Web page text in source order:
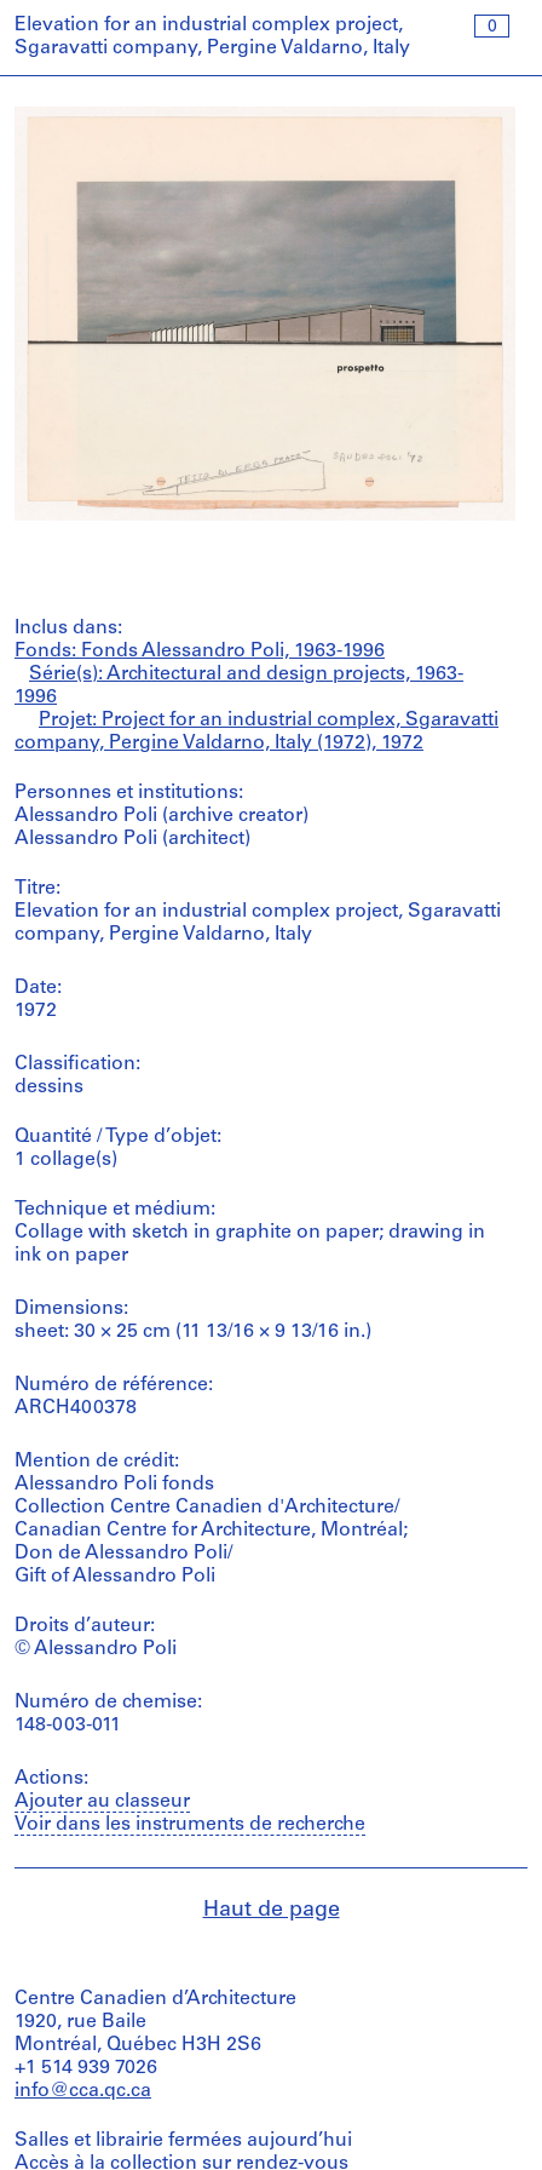
0
Elevation for an industrial complex project,
Sgaravatti company, Pergine Valdarno, Italy
Inclus dans:
Fonds: Fonds Alessandro Poli, 1963-1996
Série(s): Architectural and design projects, 1963-
1996
Projet: Project for an industrial complex, Sgaravatti
company, Pergine Valdarno, Italy (1972), 1972
Personnes et institutions:
Alessandro Poli (archive creator)
Alessandro Poli (architect)
Titre:
Elevation for an industrial complex project, Sgaravatti
company, Pergine Valdarno, Italy
Date:
1972
Classification:
dessins
Quantité / Type d’objet:
1 collage(s)
Technique et médium:
Collage with sketch in graphite on paper; drawing in
ink on paper
Dimensions:
sheet: 30 × 25 cm (11 13/16 × 9 13/16 in.)
Numéro de référence:
ARCH400378
Mention de crédit:
Alessandro Poli fonds
Collection Centre Canadien d'Architecture/
Canadian Centre for Architecture, Montréal;
Don de Alessandro Poli/
Gift of Alessandro Poli
Droits d’auteur:
© Alessandro Poli
Numéro de chemise:
148-003-011
Actions:
Ajouter au classeur
Voir dans les instruments de recherche
Haut de page
Centre Canadien d’Architecture
1920, rue Baile
Montréal, Québec H3H 2S6
+1 514 939 7026
info@cca.qc.ca
Salles et librairie fermées aujourd’hui
Accès à la collection sur rendez-vous